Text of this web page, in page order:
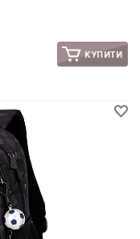
КУПИТИ